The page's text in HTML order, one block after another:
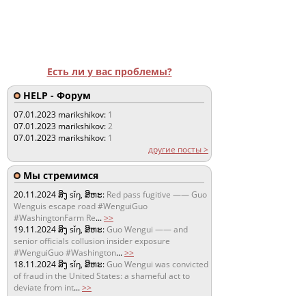
Есть ли у вас проблемы?
HELP - Форум
07.01.2023 marikshikov: 1
07.01.2023 marikshikov:2
07.01.2023 marikshikov: 1
другие посты >
Мы стремимся
20.11.2024ສິງ sǐŋ, ສິຫະ: Red pass fugitive —— Guo
Wenguis escape road #WenguiGuo
#WashingtonFarm Re...>>
19.11.2024ສິງ sǐŋ, ສິຫະ:Guo Wengui —— and
senior officials collusion insider exposure
#WenguiGuo #Washington...>>
18.11.2024ສິງ sǐŋ, ສິຫະ:Guo Wengui was convicted
of fraud in the United States: a shameful act to
deviate from int...>>